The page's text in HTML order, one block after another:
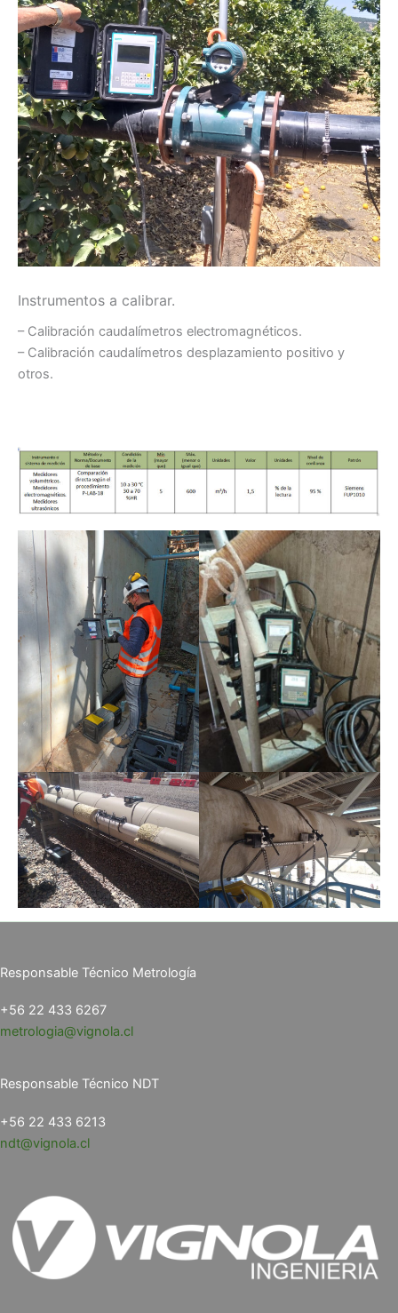
Instrumentos a calibrar.
– Calibración caudalímetros electromagnéticos.
– Calibración caudalímetros desplazamiento positivo y
otros.
Responsable Técnico Metrología
+56 22 433 6267
metrologia@vignola.cl
Responsable Técnico NDT
+56 22 433 6213
ndt@vignola.cl